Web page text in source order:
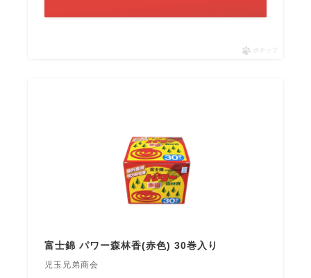
ポチップ
富士錦 パワー森林香(赤色) 30巻入り
児玉兄弟商会